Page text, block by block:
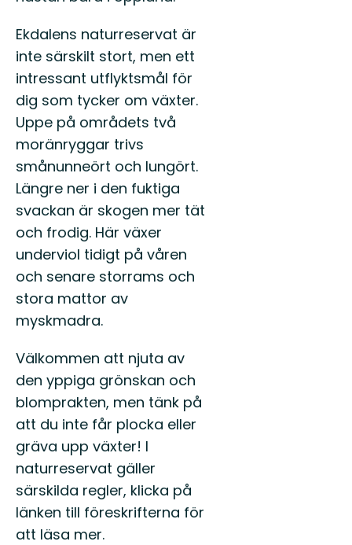
Ekdalens naturreservat är
inte särskilt stort, men ett
intressant utflyktsmål för
dig som tycker om växter.
Uppe på områdets två
moränryggar trivs
smånunneört och lungört.
Längre ner i den fuktiga
svackan är skogen mer tät
och frodig. Här växer
underviol tidigt på våren
och senare storrams och
stora mattor av
myskmadra.
Välkommen att njuta av
den yppiga grönskan och
blomprakten, men tänk på
att du inte får plocka eller
gräva upp växter! I
naturreservat gäller
särskilda regler, klicka på
länken till föreskrifterna för
att läsa mer.